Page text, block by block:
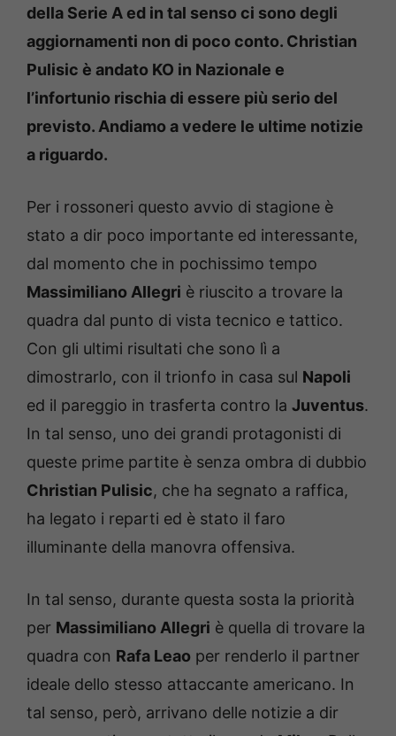
della Serie A ed in tal senso ci sono degli
aggiornamenti non di poco conto. Christian
Pulisic è andato KO in Nazionale e
l’infortunio rischia di essere più serio del
previsto. Andiamo a vedere le ultime notizie
a riguardo.
Per i rossoneri questo avvio di stagione è
stato a dir poco importante ed interessante,
dal momento che in pochissimo tempo
Massimiliano Allegri è riuscito a trovare la
quadra dal punto di vista tecnico e tattico.
Con gli ultimi risultati che sono lì a
dimostrarlo, con il trionfo in casa sul Napoli
ed il pareggio in trasferta contro la Juventus.
In tal senso, uno dei grandi protagonisti di
queste prime partite è senza ombra di dubbio
Christian Pulisic, che ha segnato a raffica,
ha legato i reparti ed è stato il faro
illuminante della manovra offensiva.
In tal senso, durante questa sosta la priorità
per Massimiliano Allegri è quella di trovare la
quadra con Rafa Leao per renderlo il partner
ideale dello stesso attaccante americano. In
tal senso, però, arrivano delle notizie a dir